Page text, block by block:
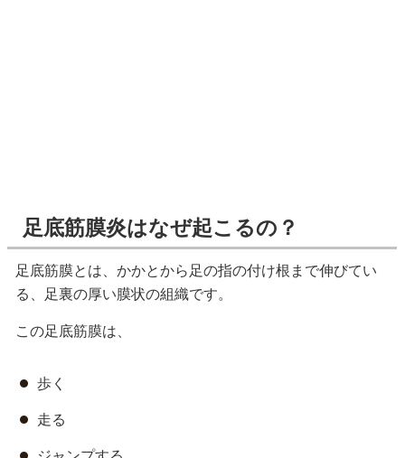
足底筋膜炎はなぜ起こるの？
足底筋膜とは、かかとから足の指の付け根まで伸びてい
る、足裏の厚い膜状の組織です。
この足底筋膜は、
歩く
走る